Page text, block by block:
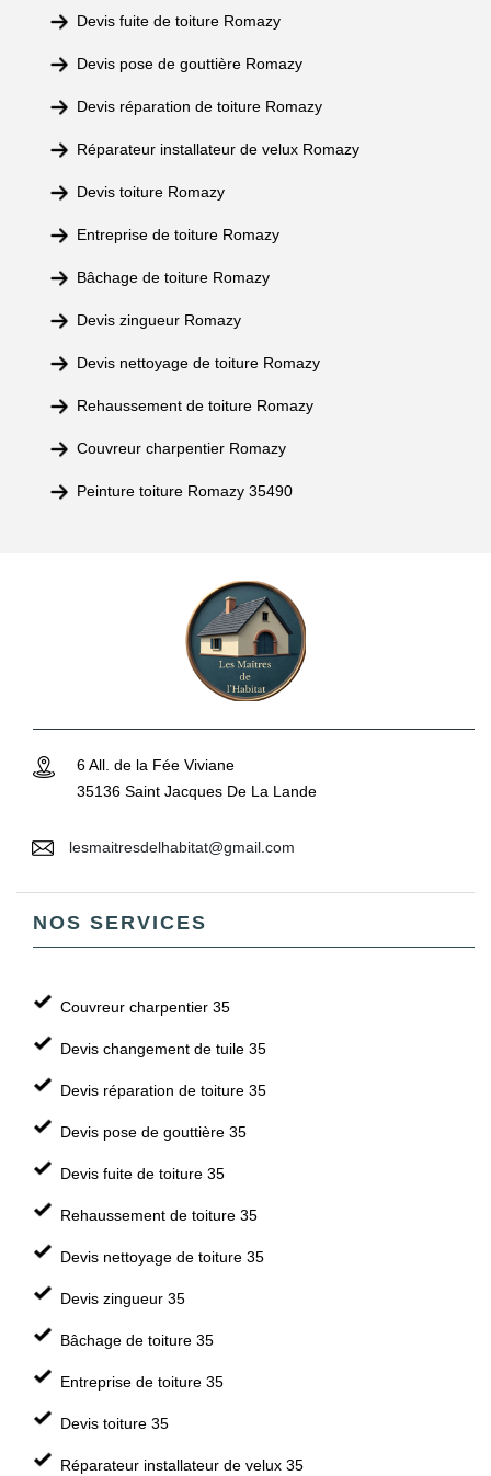
Devis fuite de toiture Romazy
Devis pose de gouttière Romazy
Devis réparation de toiture Romazy
Réparateur installateur de velux Romazy
Devis toiture Romazy
Entreprise de toiture Romazy
Bâchage de toiture Romazy
Devis zingueur Romazy
Devis nettoyage de toiture Romazy
Rehaussement de toiture Romazy
Couvreur charpentier Romazy
Peinture toiture Romazy 35490
6 All. de la Fée Viviane
35136 Saint Jacques De La Lande
lesmaitresdelhabitat@gmail.com
NOS SERVICES
Couvreur charpentier 35
Devis changement de tuile 35
Devis réparation de toiture 35
Devis pose de gouttière 35
Devis fuite de toiture 35
Rehaussement de toiture 35
Devis nettoyage de toiture 35
Devis zingueur 35
Bâchage de toiture 35
Entreprise de toiture 35
Devis toiture 35
Réparateur installateur de velux 35